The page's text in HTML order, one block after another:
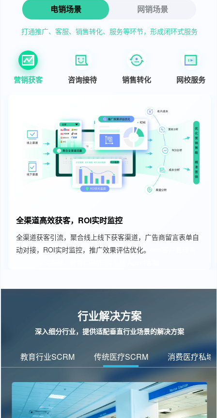
电销场景 网销场景
打通推广、客服、销售转化、服务等环节，形成闭环式服务
营销获客 咨询接待 销售转化 网校服务
全渠道高效获客，ROI实时监控
全渠道获客引流，聚合线上线下获客渠道，广告商留言表单自
动对接，ROI实时监控，推广效果评估优化。
行业解决方案
深入细分行业，提供适配垂直行业场景的解决方案
教育行业SCRM 传统医疗SCRM 消费医疗私域